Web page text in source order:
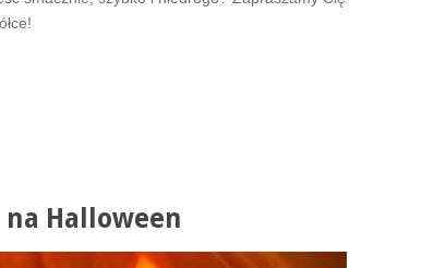
Halloween